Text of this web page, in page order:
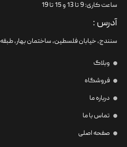
ساعت کاری: 9 تا 13 و 15 تا 19
آدرس :
سنندج، خیابان فلسطین،‌ ساختمان بهار، طبقه2
وبلاگ
فروشگاه
درباره ما
تماس با ما
صفحه اصلی